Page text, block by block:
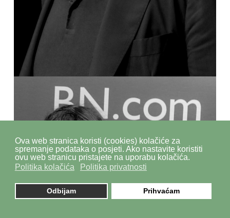
Ova web stranica koristi (cookies) kolačiće za
spremanje podataka o posjeti. Ako nastavite koristiti
ovu web stranicu pristajete na uporabu kolačića.
Politika kolačića
Politika privatnosti
Odbijam Prihvaćam